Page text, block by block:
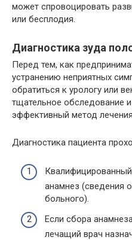
может спровоцировать
или бесплодия.
Диагностика зуда
Перед тем, как
устранению неприятных
обратиться к урологу или
тщательное обследование
эффективный метод
Диагностика пациента
анамнез (сведения
больного).
Если сбора
лечащий врач